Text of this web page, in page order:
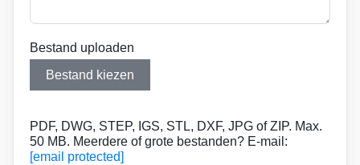
Bestand uploaden
Bestand kiezen
PDF, DWG, STEP, IGS, STL, DXF, JPG of ZIP. Max.
50 MB. Meerdere of grote bestanden? E-mail:
[email protected]